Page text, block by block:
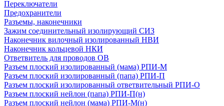
Переключатели
Предохранители
Разъемы, наконечники
Зажим соединительный изолирующий СИЗ
Наконечник вилочный изолированный НВИ
Наконечник кольцевой НКИ
Ответвитель для проводов ОВ
Разъем плоский изолированный (мама) РПИ-М
Разъем плоский изолированный (папа) РПИ-П
Разъем плоский изолированный ответвительный РПИ-О
Разъем плоский нейлон (папа) РПИ-П(н)
Разъем плоский нейлон (мама) РПИ-М(н)